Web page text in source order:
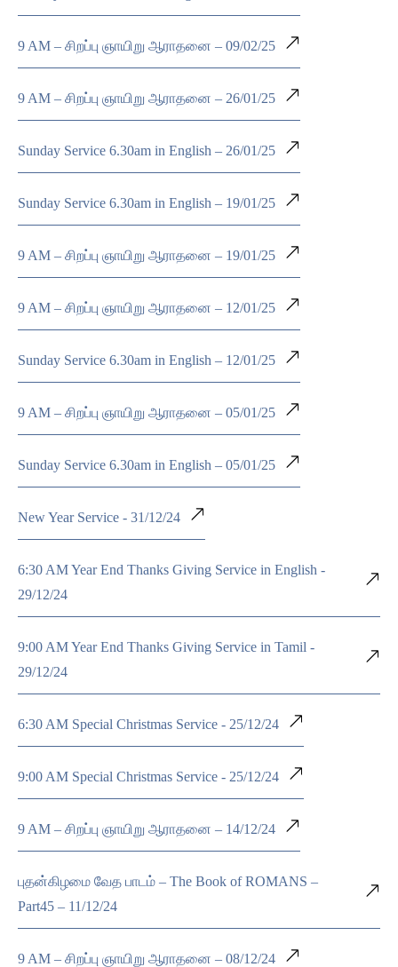
9 AM – சிறப்பு ஞாயிறு ஆராதனை – 09/02/25
9 AM – சிறப்பு ஞாயிறு ஆராதனை – 26/01/25
Sunday Service 6.30am in English – 26/01/25
Sunday Service 6.30am in English – 19/01/25
9 AM – சிறப்பு ஞாயிறு ஆராதனை – 19/01/25
9 AM – சிறப்பு ஞாயிறு ஆராதனை – 12/01/25
Sunday Service 6.30am in English – 12/01/25
9 AM – சிறப்பு ஞாயிறு ஆராதனை – 05/01/25
Sunday Service 6.30am in English – 05/01/25
New Year Service - 31/12/24
6:30 AM Year End Thanks Giving Service in English -
29/12/24
9:00 AM Year End Thanks Giving Service in Tamil -
29/12/24
6:30 AM Special Christmas Service - 25/12/24
9:00 AM Special Christmas Service - 25/12/24
9 AM – சிறப்பு ஞாயிறு ஆராதனை – 14/12/24
புதன்கிழமை வேத பாடம் – The Book of ROMANS –
Part45 – 11/12/24
9 AM – சிறப்பு ஞாயிறு ஆராதனை – 08/12/24